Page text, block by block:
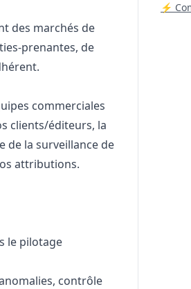
des marchés de
prenantes, de
commerciales
clients/éditeurs, la
de la surveillance de
attributions.
le pilotage
contrôle
⚡